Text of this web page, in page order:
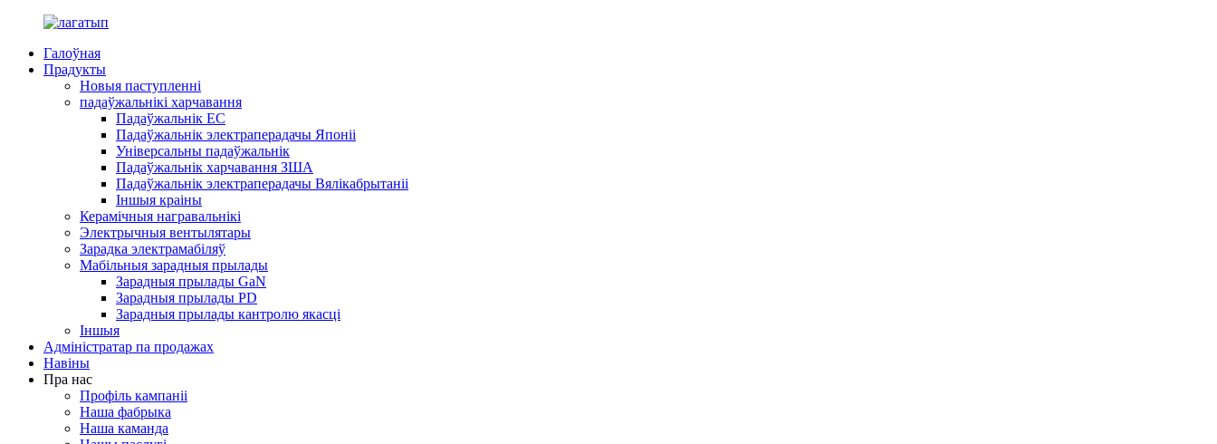
Галоўная
Прадукты
Новыя паступленні
падаўжальнікі харчавання
Падаўжальнік ЕС
Падаўжальнік электраперадачы Японіі
Універсальны падаўжальнік
Падаўжальнік харчавання ЗША
Падаўжальнік электраперадачы Вялікабрытаніі
Іншыя краіны
Керамічныя награвальнікі
Электрычныя вентылятары
Зарадка электрамабіляў
Мабільныя зарадныя прылады
Зарадныя прылады GaN
Зарадныя прылады PD
Зарадныя прылады кантролю якасці
Іншыя
Адміністратар па продажах
Навіны
Пра нас
Профіль кампаніі
Наша фабрыка
Наша каманда